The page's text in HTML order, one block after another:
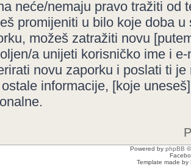
neće/nemaju pravo tražiti od
promijeniti u bilo koje doba
možeš zatražiti novu
a unijeti korisničko ime i
novu zaporku i poslati ti je
informacije, [koje
Powered by phpBB
Template made by